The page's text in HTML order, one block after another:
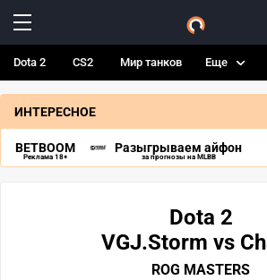
Dota 2 CS2 Мир танков Еще
ИНТЕРЕСНОЕ
BETBOOM
Реклама 18+
Разыгрываем айфон
за прогнозы на MLBB
Dota 2
VGJ.Storm vs
ROG MASTERS